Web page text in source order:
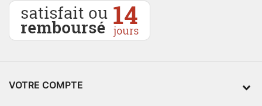
VOTRE COMPTE